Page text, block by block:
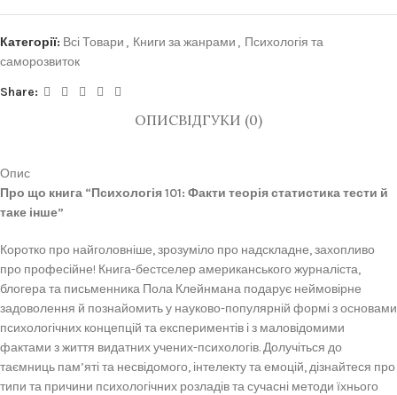
Категорії: Всі Товари , Книги за жанрами , Психологія та
саморозвиток
Share:
ОПИСВІДГУКИ (0)
Опис
Про що книга “Психологія 101: Факти теорія статистика тести й
таке інше”
Коротко про найголовніше, зрозуміло про надскладне, захопливо
про професійне! Книга-бестселер американського журналіста,
блогера та письменника Пола Клейнмана подарує неймовірне
задоволення й познайомить у науково-популярній формі з основами
психологічних концепцій та експериментів і з маловідомими
фактами з життя видатних учених-психологів. Долучіться до
таємниць пам’яті та несвідомого, інтелекту та емоцій, дізнайтеся про
типи та причини психологічних розладів та сучасні методи їхнього